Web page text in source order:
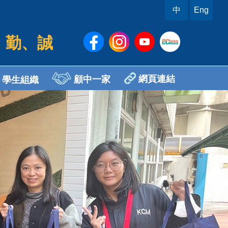
中 Eng
、誠
生組織 顧中一家 網頁連結